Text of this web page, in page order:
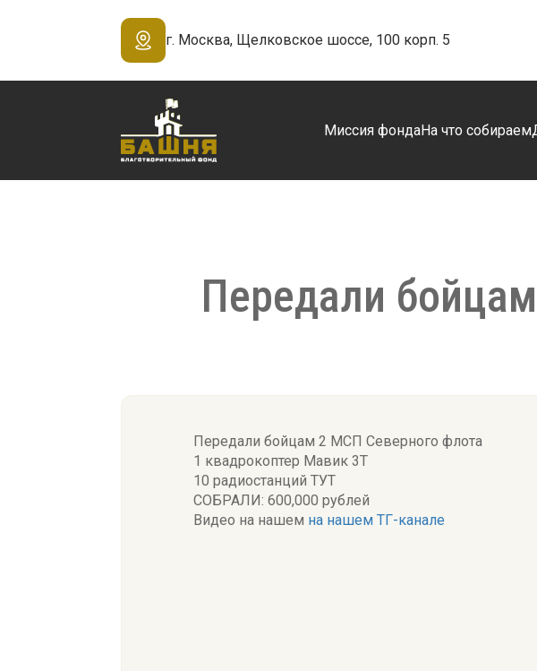
г. Москва, Щелковское шоссе, 100 корп. 5
Миссия фондаНа что собираем
Передали
Передали бойцам 2 МСП Северного флота
1 квадрокоптер Мавик 3Т
10 радиостанций ТУТ
СОБРАЛИ: 600,000 рублей
Видео на нашем на нашем ТГ-канале